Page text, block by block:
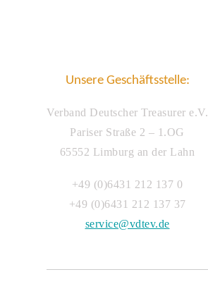
Unsere Geschäftsstelle:
Verband Deutscher Treasurer e.V.
Pariser Straße 2 – 1.OG
65552 Limburg an der Lahn
+49 (0)6431 212 137 0
+49 (0)6431 212 137 37
service@vdtev.de